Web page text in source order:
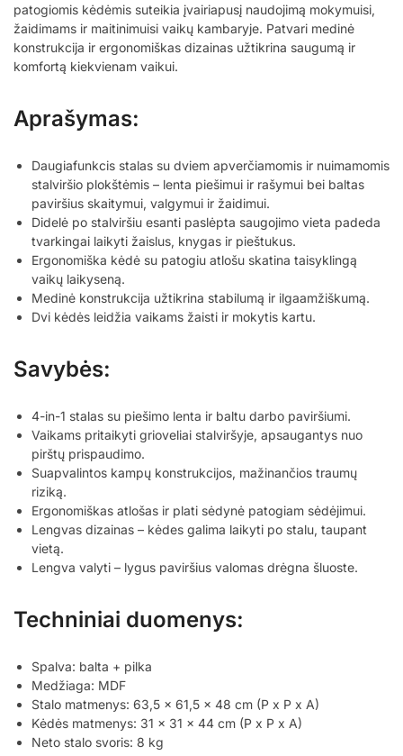
patogiomis kėdėmis suteikia įvairiapusį naudojimą mokymuisi,
žaidimams ir maitinimuisi vaikų kambaryje. Patvari medinė
konstrukcija ir ergonomiškas dizainas užtikrina saugumą ir
komfortą kiekvienam vaikui.
Aprašymas:
Daugiafunkcis stalas su dviem apverčiamomis ir nuimamomis
stalviršio plokštėmis – lenta piešimui ir rašymui bei baltas
paviršius skaitymui, valgymui ir žaidimui.
Didelė po stalviršiu esanti paslėpta saugojimo vieta padeda
tvarkingai laikyti žaislus, knygas ir pieštukus.
Ergonomiška kėdė su patogiu atlošu skatina taisyklingą
vaikų laikyseną.
Medinė konstrukcija užtikrina stabilumą ir ilgaamžiškumą.
Dvi kėdės leidžia vaikams žaisti ir mokytis kartu.
Savybės:
4-in-1 stalas su piešimo lenta ir baltu darbo paviršiumi.
Vaikams pritaikyti grioveliai stalviršyje, apsaugantys nuo
pirštų prispaudimo.
Suapvalintos kampų konstrukcijos, mažinančios traumų
riziką.
Ergonomiškas atlošas ir plati sėdynė patogiam sėdėjimui.
Lengvas dizainas – kėdes galima laikyti po stalu, taupant
vietą.
Lengva valyti – lygus paviršius valomas drėgna šluoste.
Techniniai duomenys:
Spalva: balta + pilka
Medžiaga: MDF
Stalo matmenys: 63,5 x 61,5 x 48 cm (P x P x A)
Kėdės matmenys: 31 x 31 x 44 cm (P x P x A)
Neto stalo svoris: 8 kg